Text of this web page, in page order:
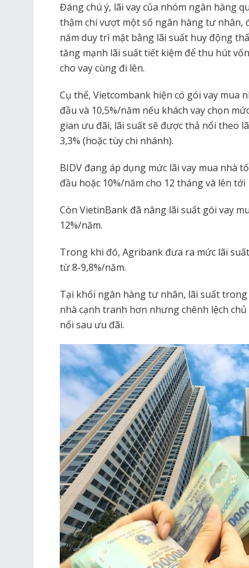
Đáng chú ý, lãi vay của nhóm ngân hàng
thậm chí vượt một số ngân hàng tư nhân,
năm duy trì mặt bằng lãi suất huy động
tăng mạnh lãi suất tiết kiệm để thu hút
cho vay cùng đi lên.
Cụ thể, Vietcombank hiện có gói vay mua
đầu và 10,5%/năm nếu khách vay chọn
gian ưu đãi, lãi suất sẽ được thả nổi theo
3,3% (hoặc tùy chi nhánh).
BIDV đang áp dụng mức lãi vay mua nhà
đầu hoặc 10%/năm cho 12 tháng và lên
Còn VietinBank đã nâng lãi suất gói vay
12%/năm.
Trong khi đó, Agribank đưa ra mức lãi
từ 8-9,8%/năm.
Tại khối ngân hàng tư nhân, lãi suất trong
nhà cạnh tranh hơn nhưng chênh lệch
nổi sau ưu đãi.